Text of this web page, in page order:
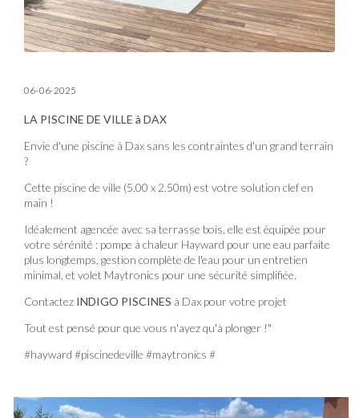
06-06-2025
LA PISCINE DE VILLE à DAX
Envie d'une piscine à Dax sans les contraintes d'un grand terrain
?
Cette piscine de ville (5.00 x 2.50m) est votre solution clef en
main !
Idéalement agencée avec sa terrasse bois, elle est équipée pour
votre sérénité : pompe à chaleur Hayward pour une eau parfaite
plus longtemps, gestion complète de l'eau pour un entretien
minimal, et volet Maytronics pour une sécurité simplifiée.
Contactez INDIGO PISCINES à Dax pour votre projet
Tout est pensé pour que vous n'ayez qu'à plonger !"
#hayward #piscinedeville #maytronics #